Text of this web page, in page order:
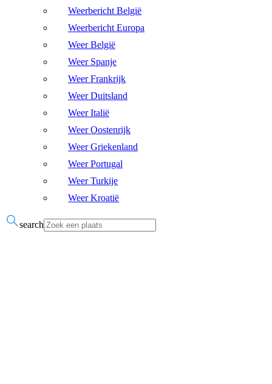
Weerbericht België
Weerbericht Europa
Weer België
Weer Spanje
Weer Frankrijk
Weer Duitsland
Weer Italië
Weer Oostenrijk
Weer Griekenland
Weer Portugal
Weer Turkije
Weer Kroatië
search